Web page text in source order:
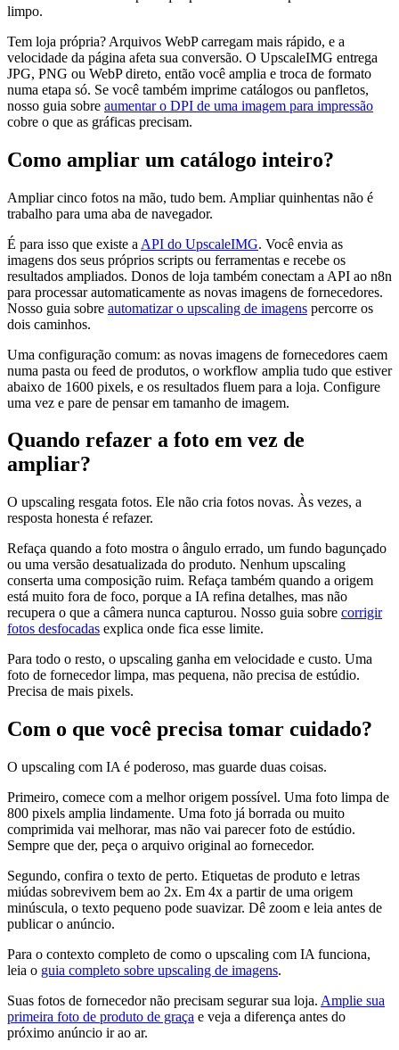
limpo.
Tem loja própria? Arquivos WebP carregam mais rápido, e a
velocidade da página afeta sua conversão. O UpscaleIMG entrega
JPG, PNG ou WebP direto, então você amplia e troca de formato
numa etapa só. Se você também imprime catálogos ou panfletos,
nosso guia sobre aumentar o DPI de uma imagem para impressão
cobre o que as gráficas precisam.
Como ampliar um catálogo inteiro?
Ampliar cinco fotos na mão, tudo bem. Ampliar quinhentas não é
trabalho para uma aba de navegador.
É para isso que existe a API do UpscaleIMG. Você envia as
imagens dos seus próprios scripts ou ferramentas e recebe os
resultados ampliados. Donos de loja também conectam a API ao n8n
para processar automaticamente as novas imagens de fornecedores.
Nosso guia sobre automatizar o upscaling de imagens percorre os
dois caminhos.
Uma configuração comum: as novas imagens de fornecedores caem
numa pasta ou feed de produtos, o workflow amplia tudo que estiver
abaixo de 1600 pixels, e os resultados fluem para a loja. Configure
uma vez e pare de pensar em tamanho de imagem.
Quando refazer a foto em vez de
ampliar?
O upscaling resgata fotos. Ele não cria fotos novas. Às vezes, a
resposta honesta é refazer.
Refaça quando a foto mostra o ângulo errado, um fundo bagunçado
ou uma versão desatualizada do produto. Nenhum upscaling
conserta uma composição ruim. Refaça também quando a origem
está muito fora de foco, porque a IA refina detalhes, mas não
recupera o que a câmera nunca capturou. Nosso guia sobre corrigir
fotos desfocadas explica onde fica esse limite.
Para todo o resto, o upscaling ganha em velocidade e custo. Uma
foto de fornecedor limpa, mas pequena, não precisa de estúdio.
Precisa de mais pixels.
Com o que você precisa tomar cuidado?
O upscaling com IA é poderoso, mas guarde duas coisas.
Primeiro, comece com a melhor origem possível. Uma foto limpa de
800 pixels amplia lindamente. Uma foto já borrada ou muito
comprimida vai melhorar, mas não vai parecer foto de estúdio.
Sempre que der, peça o arquivo original ao fornecedor.
Segundo, confira o texto de perto. Etiquetas de produto e letras
miúdas sobrevivem bem ao 2x. Em 4x a partir de uma origem
minúscula, o texto pequeno pode suavizar. Dê zoom e leia antes de
publicar o anúncio.
Para o contexto completo de como o upscaling com IA funciona,
leia o guia completo sobre upscaling de imagens.
Suas fotos de fornecedor não precisam segurar sua loja. Amplie sua
primeira foto de produto de graça e veja a diferença antes do
próximo anúncio ir ao ar.